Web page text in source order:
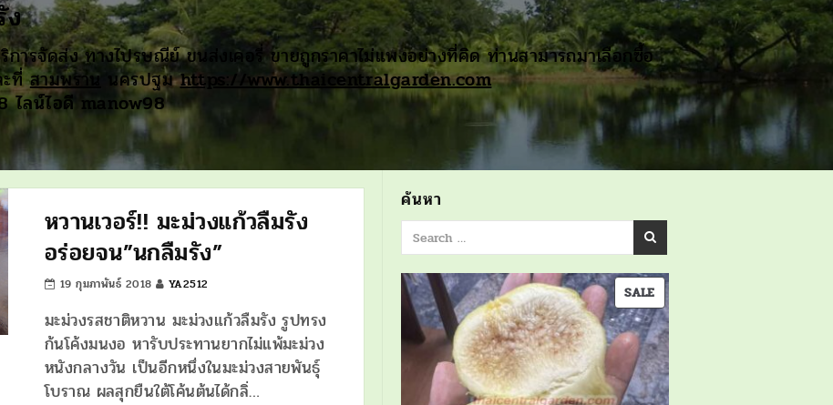
ารจัดส่ง ทางไปรษณีย์ ขนส่งเคอรี่ ขายถูกราคาไม่แพงอย่างที่คิด ท่านสามารถมาเลือกซื้อ
ะที่สามพราน นครปฐมhttps://www.thaicentralgarden.com
ไลน์ไอดี manow98
หวานเวอร์!! มะม่วงแก้วลืมรัง
อร่อยจน”นกลืมรัง”
19 กุมภาพันธ์ 2018 YA2512
มะม่วงรสชาติหวาน มะม่วงแก้วลืมรัง รูปทรง
ก้นโค้งมนงอ หารับประทานยากไม่แพ้มะม่วง
หนังกลางวัน เป็นอีกหนึ่งในมะม่วงสายพันธุ์
โบราณ ผลสุกยืนใต้โค้นต้นได้กลิ่…
ค้นหา
SALEPRODUCT
ON
SALE